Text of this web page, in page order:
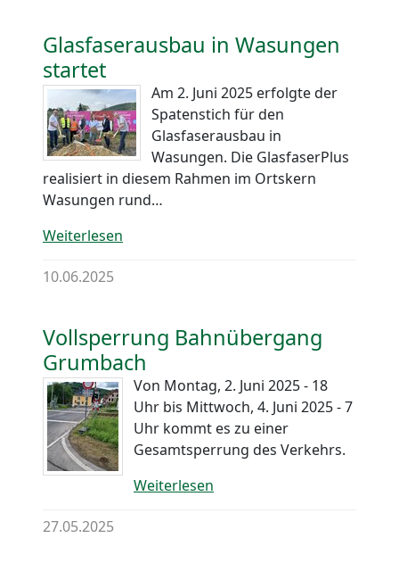
Glasfaserausbau in Wasungen
startet
Am 2. Juni 2025 erfolgte der
Spatenstich für den
Glasfaserausbau in
Wasungen. Die GlasfaserPlus
realisiert in diesem Rahmen im Ortskern
Wasungen rund…
Weiterlesen
10.06.2025
Vollsperrung Bahnübergang
Grumbach
Von Montag, 2. Juni 2025 - 18
Uhr bis Mittwoch, 4. Juni 2025 - 7
Uhr kommt es zu einer
Gesamtsperrung des Verkehrs.
Weiterlesen
27.05.2025